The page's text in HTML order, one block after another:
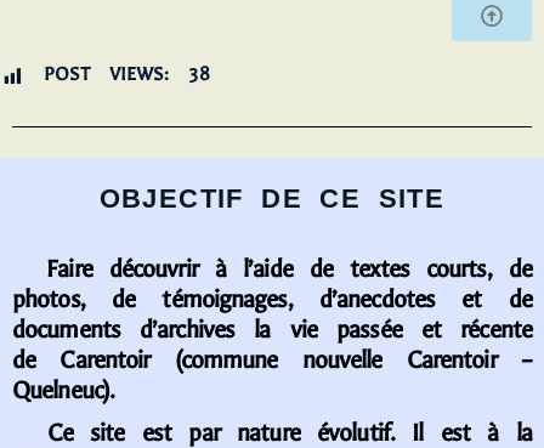
POST VIEWS: 38
OBJECTIF DE CE SITE
Faire découvrir à l’aide de textes courts, de
photos, de témoignages, d’anecdotes et de
documents d’archives la vie passée et récente
de Carentoir (commune nouvelle Carentoir –
Quelneuc).
Ce site est par nature évolutif. Il est à la